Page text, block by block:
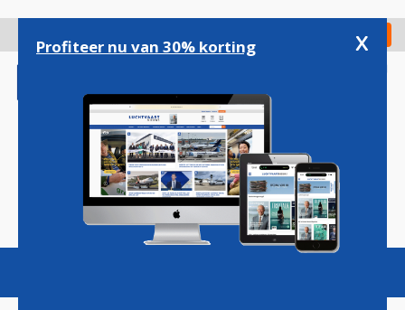
gaan
Check in
Magazine Podcasts Vacatures
Profiteer nu van 30% korting x